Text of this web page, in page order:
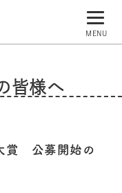
皆様へ
賞 公募開始の
MENU